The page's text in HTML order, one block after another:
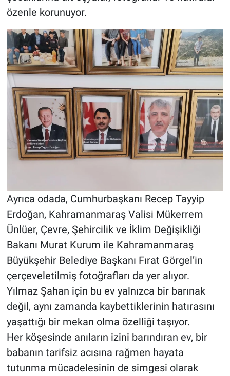
özenle korunuyor.
Ayrıca odada, Cumhurbaşkanı Recep Tayyip
Erdoğan, Kahramanmaraş Valisi Mükerrem
Ünlüer, Çevre, Şehircilik ve İklim Değişikliği
Bakanı Murat Kurum ile Kahramanmaraş
Büyükşehir Belediye Başkanı Fırat Görgel’in
çerçeveletilmiş fotoğrafları da yer alıyor.
Yılmaz Şahan için bu ev yalnızca bir barınak
değil, aynı zamanda kaybettiklerinin hatırasını
yaşattığı bir mekan olma özelliği taşıyor.
Her köşesinde anıların izini barındıran ev, bir
babanın tarifsiz acısına rağmen hayata
tutunma mücadelesinin de simgesi olarak